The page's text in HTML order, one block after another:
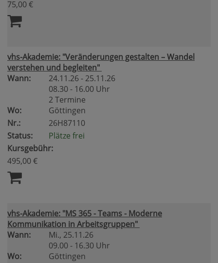
75,00 €
vhs-Akademie: "Veränderungen gestalten – Wandel
verstehen und begleiten"
Wann:
24.11.26 - 25.11.26
08.30 - 16.00 Uhr
2 Termine
Wo:
Göttingen
Nr.:
26H87110
Status:
Plätze frei
Kursgebühr:
495,00 €
vhs-Akademie: "MS 365 - Teams - Moderne
Kommunikation in Arbeitsgruppen"
Wann:
Mi., 25.11.26
09.00 - 16.30 Uhr
Wo:
Göttingen